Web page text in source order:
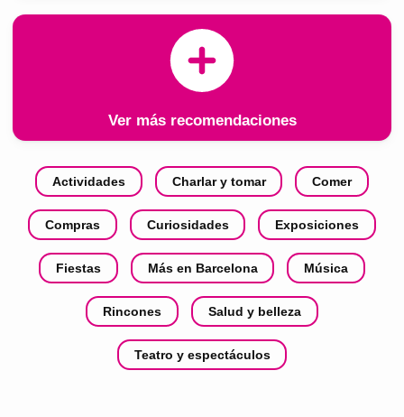
Ver más recomendaciones
Actividades Charlar y tomar Comer
Compras Curiosidades Exposiciones
Fiestas Más en Barcelona Música
Rincones Salud y belleza
Teatro y espectáculos